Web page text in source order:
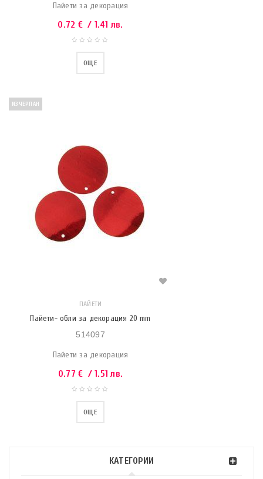
КАТЕГОРИИ
Пайети за декорация
0.72 € / 1.41 лв.
ОЩЕ
ИЗЧЕРПАН
ПАЙЕТИ
Пайети- обли за декорация 20 mm
514097
Пайети за декорация
0.77€ / 1.51 лв.
ОЩЕ